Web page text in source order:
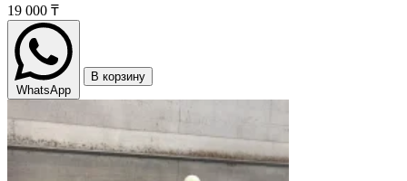
19 000 ₸
WhatsApp
В корзину